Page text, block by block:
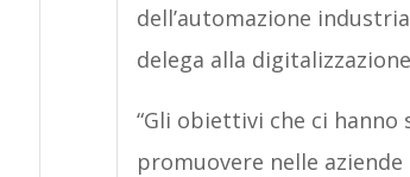
dell’automazione
delega alla
“Gli obiettivi che ci hanno
promuovere nelle